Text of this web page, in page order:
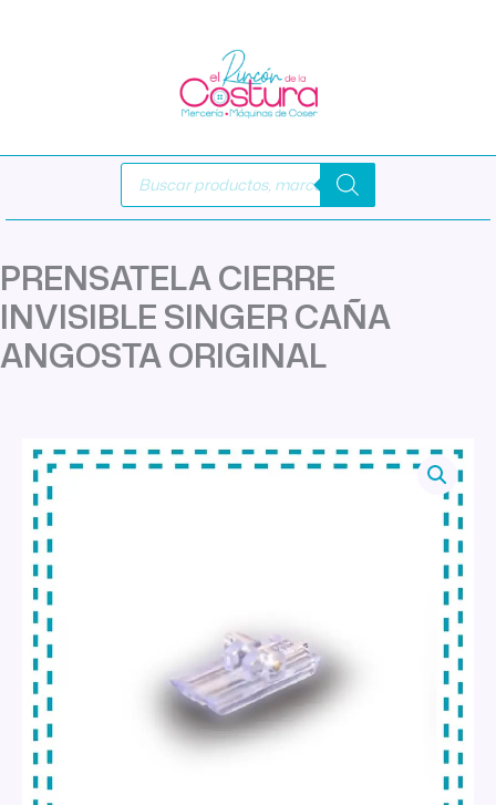
Búsqueda
productos
PRENSATELA CIERRE
INVISIBLE SINGER CAÑA
ANGOSTA ORIGINAL